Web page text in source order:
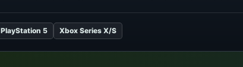
PlayStation 5 Xbox Series X/S